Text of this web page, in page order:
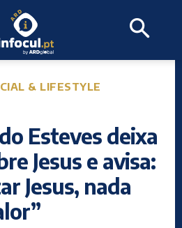
& LIFESTYLE
Esteves deixa
Jesus e avisa:
Jesus, nada